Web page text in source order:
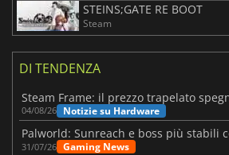
STEINS;GATE RE BOOT
Steam
DI TENDENZA
04/08/26 Notizie su Hardware
31/07/26 Gaming News